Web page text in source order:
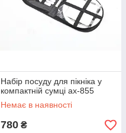
Набір посуду для пікніка у
компактній сумці ax-855
Немає в наявності
780 ₴